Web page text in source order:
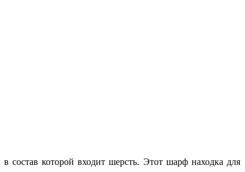
которой входит шерсть. Этот шарф находка для